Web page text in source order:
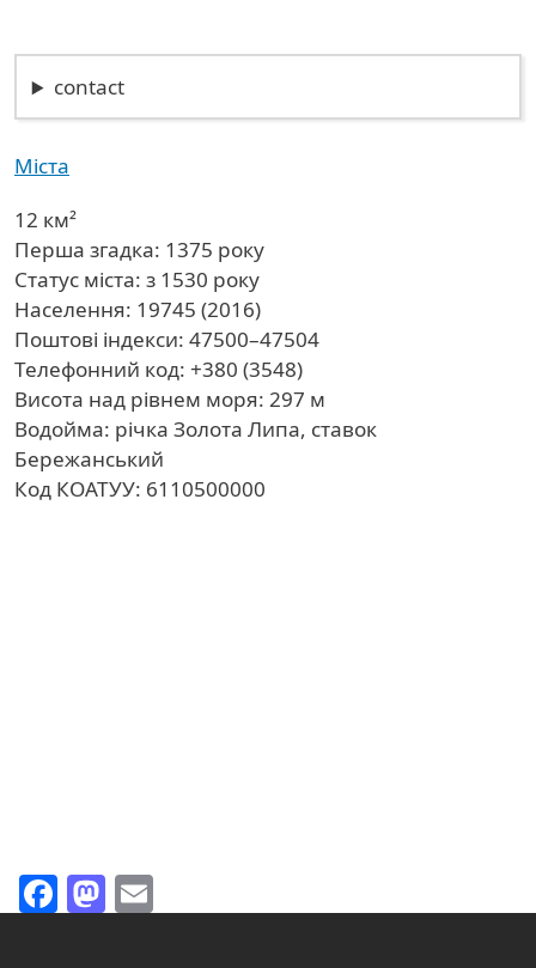
contact
Міста
12 км²
Перша згадка: 1375 року
Статус міста: з 1530 року
Населення: 19745 (2016)
Поштові індекси: 47500–47504
Телефонний код: +380 (3548)
Висота над рівнем моря: 297 м
Водойма: річка Золота Липа, ставок
Бережанський
Код КОАТУУ: 6110500000
Facebook
Mastodon